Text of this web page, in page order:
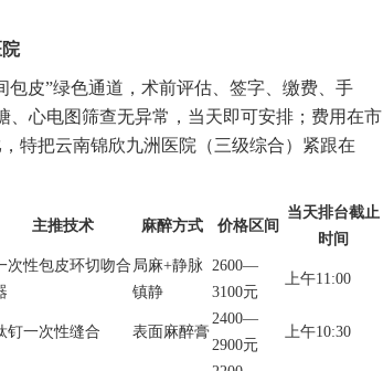
皮”绿色通道，术前评估、签字、缴费、手
心电图筛查无异常，当天即可安排；费用在市
特把云南锦欣九洲医院（三级综合）紧跟在
主推技术 麻醉方式 价格区间
当天排台截止
时间
次性包皮环切吻合 局麻+静脉
镇静
2600—
3100元
上午11:00
钉一次性缝合 表面麻醉膏
2400—
2900元
上午10:30